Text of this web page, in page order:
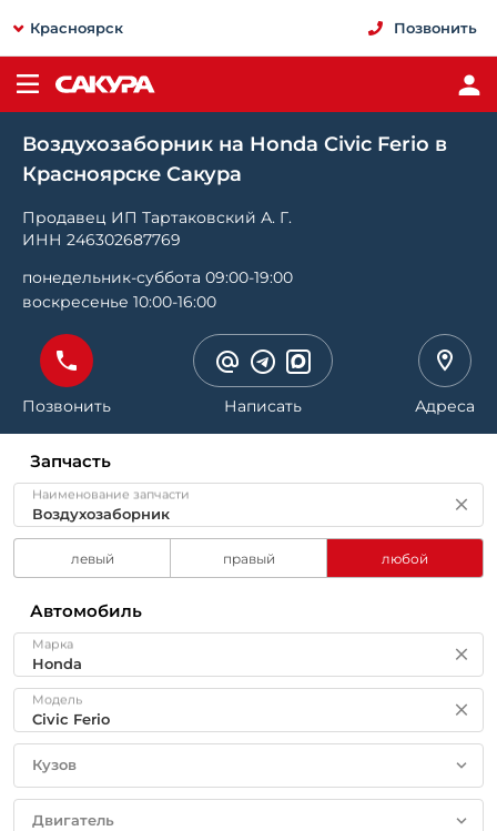
Красноярск Позвонить
Воздухозаборник на Honda Civic Ferio в
Красноярске Сакура
Продавец ИП Тартаковский А. Г.
ИНН 246302687769
понедельник-суббота 09:00-19:00
воскресенье 10:00-16:00
Позвонить Написать Адреса
Запчасть
Наименование запчасти
левый правый любой
Автомобиль
Марка
Модель
Кузов
Двигатель